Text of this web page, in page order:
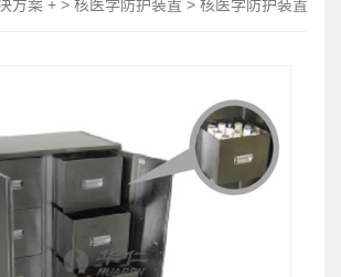
方案 + > 核医学防护装置 > 核医学防护装置